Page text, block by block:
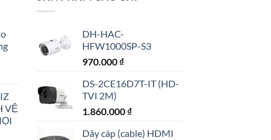
₫.
VỆ
DH-HAC-
HFW1000SP-S3
970.000 ₫
DS-2CE16D7T-IT (HD-
TVI 2M)
1.860.000 ₫
Dây cáp (cable) HDMI